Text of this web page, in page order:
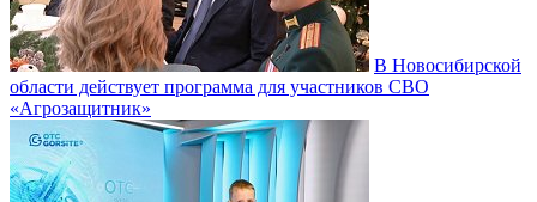
В Новосибирской
области действует программа для участников СВО
«Агрозащитник»